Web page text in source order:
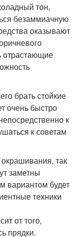
тон,
безаммиачную
оказывают
отрастающие
брать стойкие
очень быстро
к
к советам
так
заметны
вариантом будет
техники
от того,
прядки.